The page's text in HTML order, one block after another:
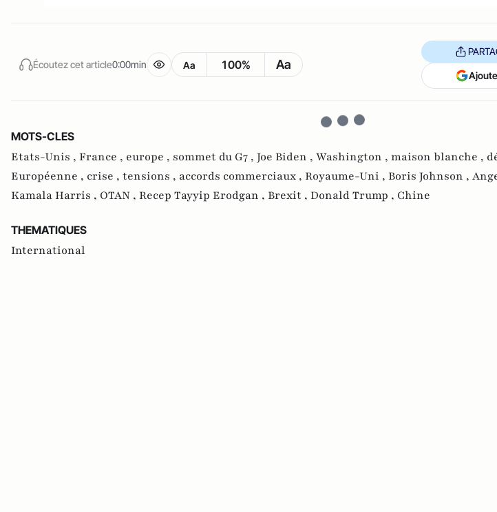
Écoutez cet article0:00min Aa 100% Aa
MOTS-CLES
Etats-Unis , France , europe , sommet du G7 , Joe Biden , Washington , maison blanche ,
Européenne , crise , tensions , accords commerciaux , Royaume-Uni , Boris Johnson ,
Kamala Harris , OTAN , Recep Tayyip Erodgan , Brexit , Donald Trump , Chine
THEMATIQUES
International